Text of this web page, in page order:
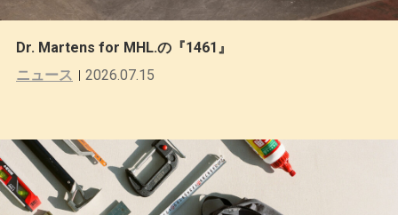
Dr. Martens for MHL.の『1461』
ニュース
2026.07.15